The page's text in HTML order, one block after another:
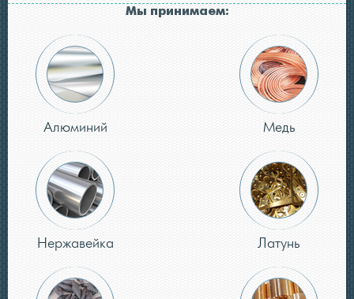
Мы принимаем:
Алюминий Медь
Нержавейка Латунь